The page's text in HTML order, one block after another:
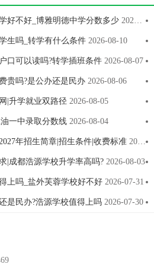
好不好_博雅明德中学分数多少 2026-08-10
生吗_转学有什么条件 2026-08-10
口可以读吗?转学插班条件 2026-08-07
贵吗?是公办还是民办 2026-08-06
|升学就业双路径 2026-08-05
一中录取分数线 2026-08-04
年招生简章|招生条件|收费标准 2026-08-04
|成都浩源学校升学率高吗? 2026-08-03
上吗_盐外芙蓉学校好不好 2026-07-31
是民办?浩源学校值得上吗 2026-07-30